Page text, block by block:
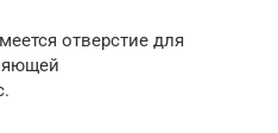
отверстие для